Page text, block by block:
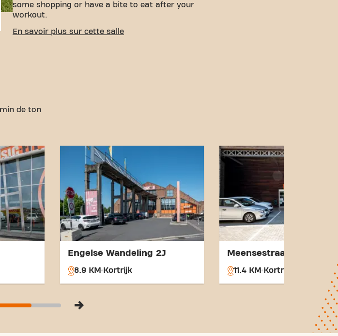
some shopping or have a bite to eat after your
workout.
EASY ACCESSIBILITY
Mouscron is a short distance away, which also makes
Mouscron Avenue du Parc and become part of our
fitness community.
En savoir plus sur cette salle
de ton
Engelse Wandeling 2J
8.9 KM Kortrijk
Meensestraat 9
11.4 KM Kortrijk